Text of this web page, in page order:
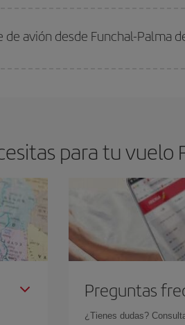
avión desde Funchal-Palma
para tu vuelo
Preguntas
¿Tienes dudas?